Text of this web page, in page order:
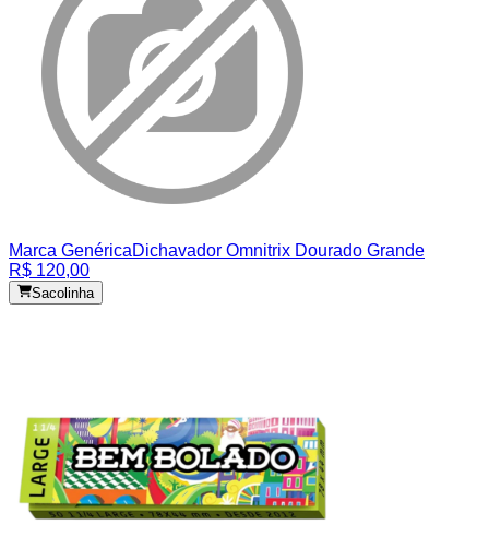
Marca GenéricaDichavador Omnitrix Dourado Grande
R$ 120,00
Sacolinha